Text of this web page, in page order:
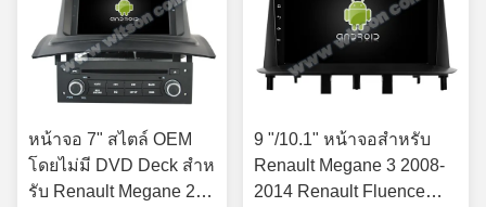
หน้าจอ 7" สไตล์ OEM
โดยไม่มี DVD Deck สําห
รับ Renault Megane 2
9 "/10.1" หน้าจอสำหรับ
Renault Megane 3 2008-
2014 Renault Fluence